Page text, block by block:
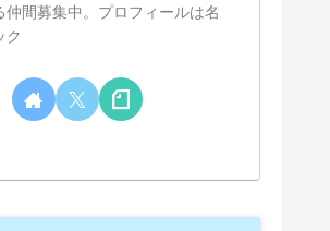
仲間募集中。プロフィールは名
ク